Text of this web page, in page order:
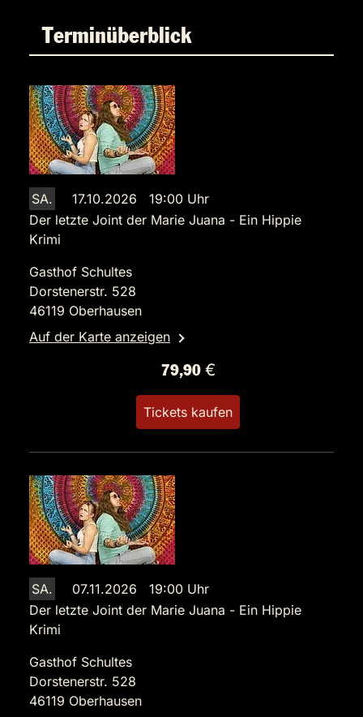
Terminüberblick
SA.
17.10.2026 19:00 Uhr
Der letzte Joint der Marie Juana - Ein Hippie
Krimi
Gasthof Schultes
Dorstenerstr. 528
46119 Oberhausen
Auf der Karte anzeigen
79,90 €
Tickets kaufen
SA.
07.11.2026 19:00 Uhr
Der letzte Joint der Marie Juana - Ein Hippie
Krimi
Gasthof Schultes
Dorstenerstr. 528
46119 Oberhausen